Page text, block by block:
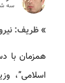
سه شنبه ۴
» ظریف:
همزمان با
اسلامی”،